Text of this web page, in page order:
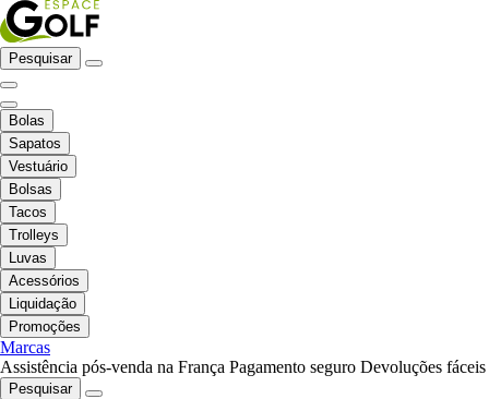
Pesquisar
Bolas
Sapatos
Vestuário
Bolsas
Tacos
Trolleys
Luvas
Acessórios
Liquidação
Promoções
Marcas
Assistência pós-venda na França Pagamento seguro Devoluções fáceis
Pesquisar